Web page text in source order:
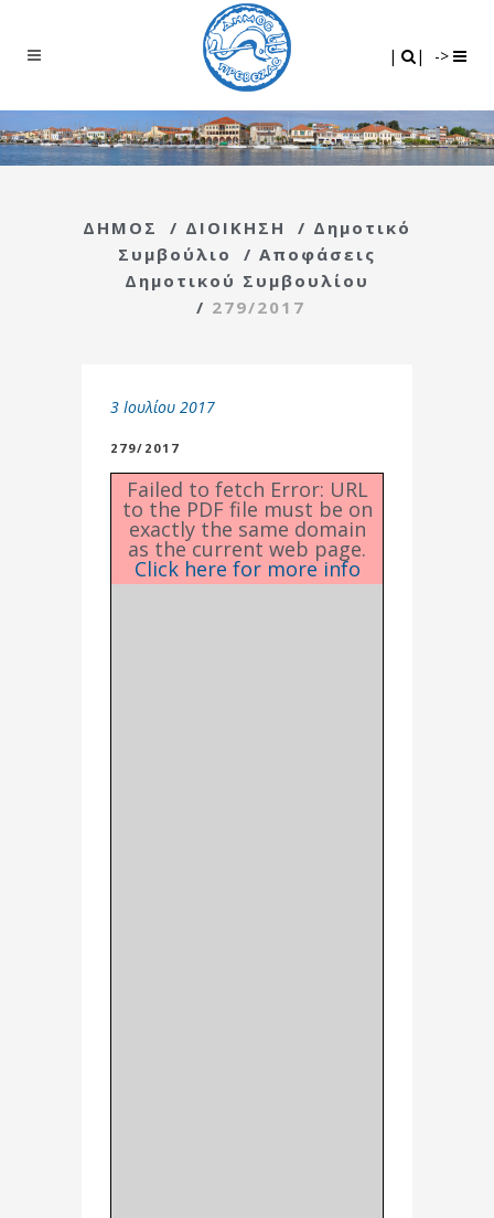
| | ->
ΔΗΜΟΣ / ΔΙΟΙΚΗΣΗ / Δημοτικό
Συμβούλιο
/ Αποφάσεις
Δημοτικού Συμβουλίου
/ 279/2017
3 Ιουλίου 2017
279/2017
Failed to fetch Error: URL
to the PDF file must be on
exactly the same domain
as the current web page.
Click here for more info